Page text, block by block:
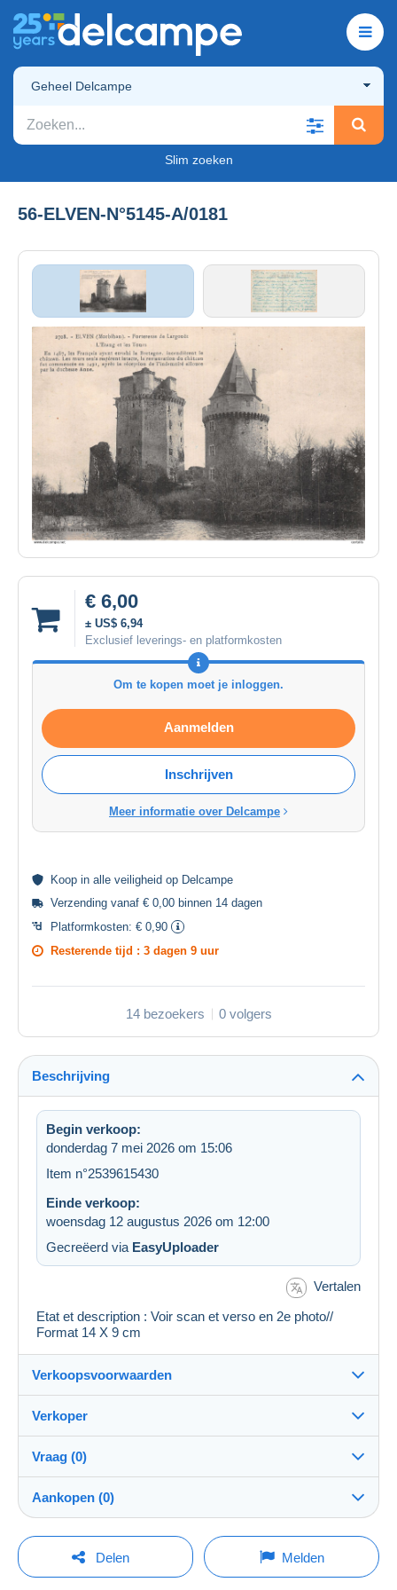
Geheel Delcampe
Slim zoeken
56-ELVEN-N°5145-A/0181
€ 6,00
± US$ 6,94
Exclusief leverings- en platformkosten
Om te kopen moet je inloggen.
Aanmelden
Inschrijven
Meer informatie over Delcampe
Koop in alle veiligheid op Delcampe
Verzending vanaf € 0,00 binnen 14 dagen
Platformkosten: € 0,90
Resterende tijd : 3 dagen 9 uur
14 bezoekers 0 volgers
Beschrijving
Begin verkoop:
donderdag 7 mei 2026 om 15:06
Item n°2539615430
Einde verkoop:
woensdag 12 augustus 2026 om 12:00
Gecreëerd via EasyUploader
Vertalen
Etat et description : Voir scan et verso en 2e photo//
Format 14 X 9 cm
Verkoopsvoorwaarden
Details van de verkoopvoorwaarden
Verzending na betaling binnen 14 dagen
Retourkosten ten laste van de koper.
Om de termijnen voor terugzending en terugbetaling van
het item te weten,raadpleegt u het Delcampe-charter.
Verkoper
cartalis100%(42861x)
PRO
Winkel
Naam:
Vraag (0)
Om een vraag te stellen moet u een sessie
Aankopen (0)
Laatste actualisering: 02:43:20
Delen Melden